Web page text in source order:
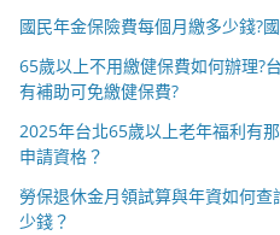
國民年金保險費每個月繳多少錢?
65歲以上不用繳健保費如何辦理?
有補助可免繳健保費?
2025年台北65歲以上老年福利有
申請資格？
勞保退休金月領試算與年資如何
少錢？